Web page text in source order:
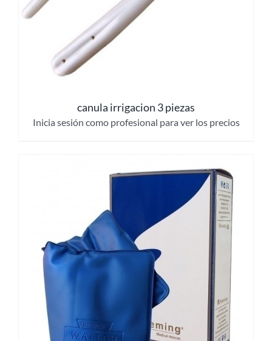
canula irrigacion 3 piezas
Inicia sesión como profesional para ver los precios